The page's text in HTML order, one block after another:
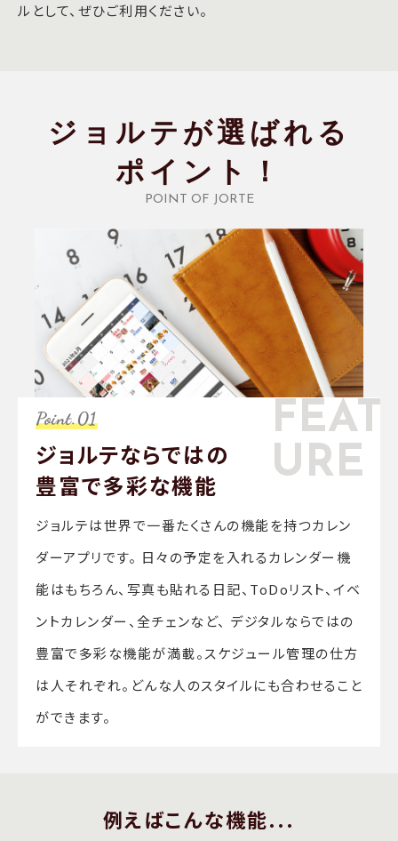
ルとして、ぜひご利用ください。
ジョルテが選ばれる
ポイント！
POINT OF JORTE
ジョルテならではの
豊富で多彩な機能
ジョルテは世界で一番たくさんの機能を持つカレン
ダーアプリです。 日々の予定を入れるカレンダー機
能はもちろん、写真も貼れる日記、ToDoリスト、イベ
ントカレンダー、全チェンなど、 デジタルならではの
豊富で多彩な機能が満載。スケジュール管理の仕方
は人それぞれ。どんな人のスタイルにも合わせること
ができます。
FEAT
URE
例えばこんな機能...